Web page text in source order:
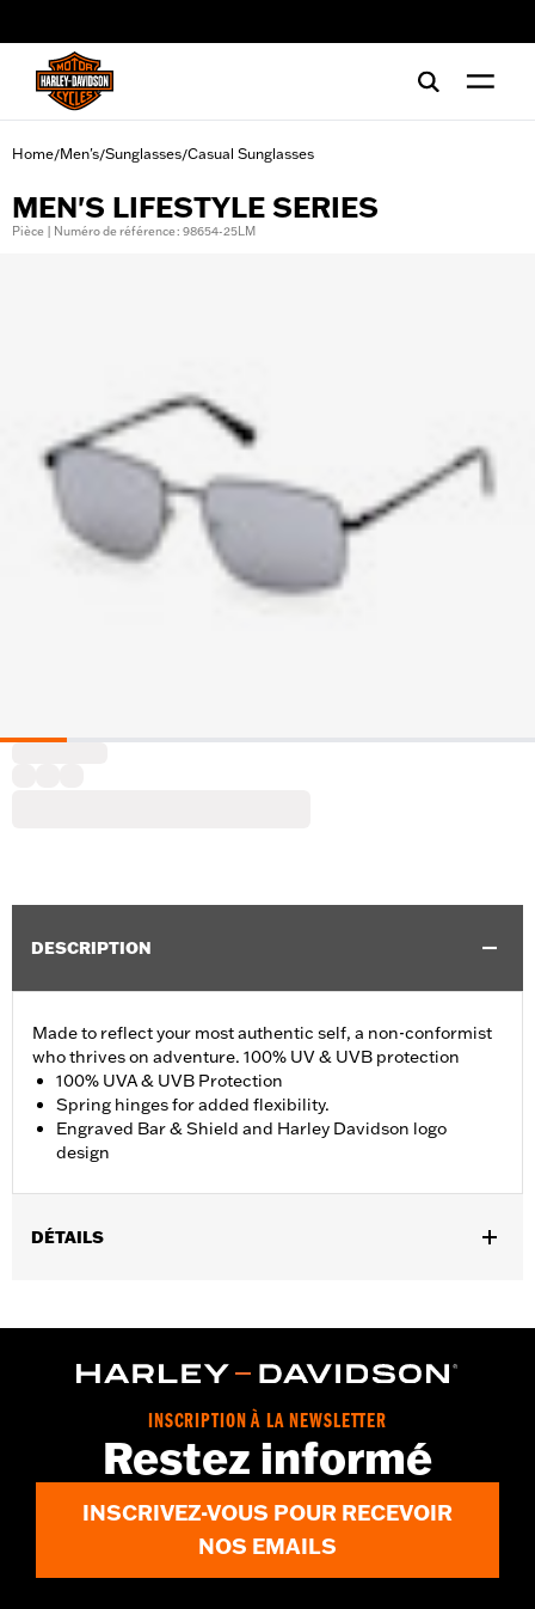
Home/Men's/Sunglasses/Casual Sunglasses
MEN'S LIFESTYLE SERIES
Pièce | Numéro de référence : 98654-25LM
DESCRIPTION
Made to reflect your most authentic self, a non-conformist
who thrives on adventure. 100% UV & UVB protection
100% UVA & UVB Protection
Spring hinges for added flexibility.
Engraved Bar & Shield and Harley Davidson logo
design
DÉTAILS
Functional Features:100% UV Protection,UVB protection
d.com/warrantyfor full details
INSCRIPTION À LA NEWSLETTER
Restez informé
INSCRIVEZ-VOUS POUR RECEVOIR
NOS EMAILS